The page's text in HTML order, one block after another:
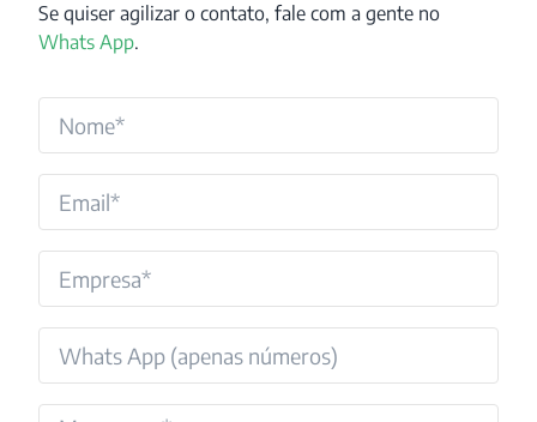
Se quiser agilizar o contato, fale com a gente no
Whats App.